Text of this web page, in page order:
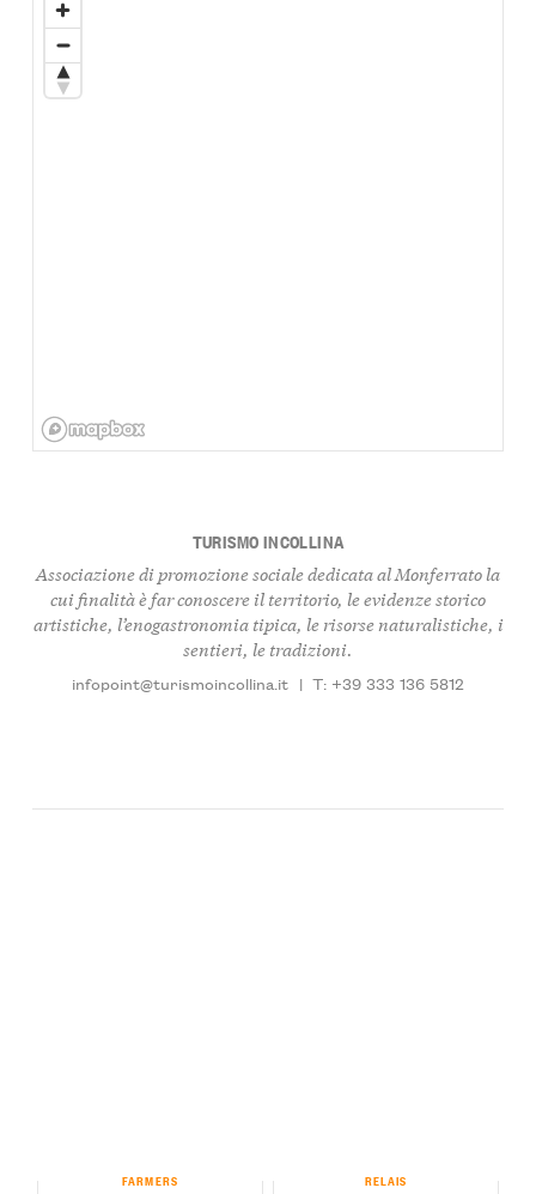
TURISMO INCOLLINA
Associazione di promozione sociale dedicata al Monferrato la
cui finalità è far conoscere il territorio, le evidenze storico
artistiche, l’enogastronomia tipica, le risorse naturalistiche, i
sentieri, le tradizioni.
infopoint@turismoincollina.it | T: +39 333 136 5812
FARMERS RELAIS